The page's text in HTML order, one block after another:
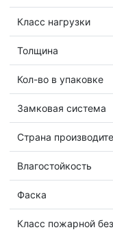
Класс нагрузки
Толщина
Кол-во в упаковке
Замковая система
Страна
Влагостойкость
Фаска
Класс пожарной